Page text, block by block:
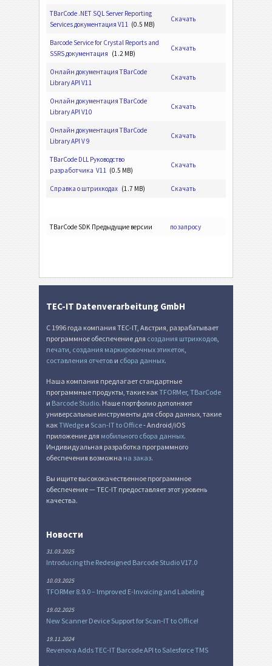
TBarCode .NET SQL Server Reporting
Services документация V11 (0.5 MB)
Скачать
Barcode Service for Crystal Reports and
SSRS документация (1.2 MB)
Скачать
Онлайн документация TBarCode
Library API V11
Скачать
Онлайн документация TBarCode
Library API V10
Скачать
Онлайн документация TBarCode
Library API V 9
Скачать
TBarCode DLL Руководство
разработчика V11 (0.5 MB)
Скачать
Справка о штрихкодах (1.7 MB) Скачать
TBarCode SDK Предыдущие версии по запросу
TEC-IT Datenverarbeitung GmbH
С 1996 года компания TEC-IT, Австрия, разрабатывает
программное обеспечение для создания штрихкодов,
печати, создания маркировочных этикеток,
составления отчетов и сбора данных.
Наша компания предлагает стандартные
программные продукты, такие какTFORMer, TBarCode
и Barcode Studio. Наше портфолио дополняют
универсальные инструменты для сбора данных, такие
какTWedge и Scan-IT to Office- Android/iOS
приложение для мобильного сбора данных.
Индивидуальная разработка программного
обеспечения возможна на заказ.
Вы ищите высококачественное программное
обеспечение — TEC-IT предоставляет этот уровень
качества.
Новости
31.03.2025
Introducing the Redesigned Barcode Studio V17.0
10.03.2025
TFORMer 8.9.0 – Improved E-Invoicing and Labeling
19.02.2025
New Scanner Device Support for Scan-IT to Office!
19.11.2024
Revenova Adds TEC-IT Barcode API to Salesforce TMS